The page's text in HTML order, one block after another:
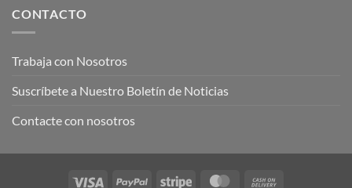
CONTACTO
Trabaja con Nosotros
Suscríbete a Nuestro Boletín de Noticias
Contacte con nosotros
Visa PayPal Stripe MasterCard